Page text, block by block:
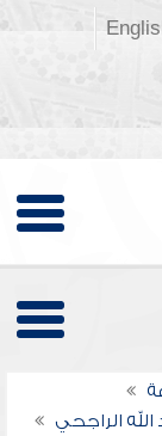
الله الراجحي